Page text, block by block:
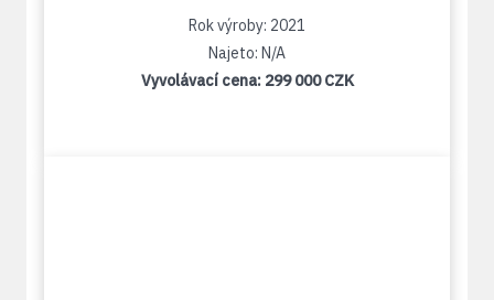
Rok výroby: 2021
Najeto: N/A
Vyvolávací cena: 299 000 CZK